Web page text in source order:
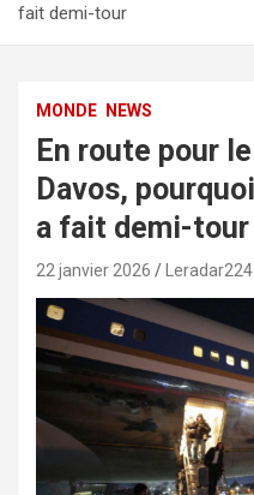
fait demi-tour
MONDE NEWS
En route pour
Davos,
a fait demi-tour
22 janvier 2026 Leradar224